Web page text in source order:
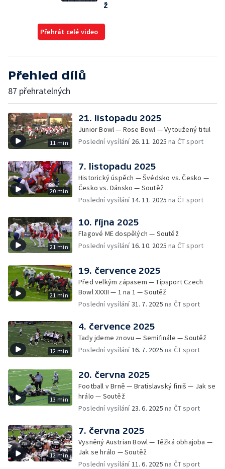
ž
Přehrát celé video
Přehled dílů
87 přehratelných
11 min
21. listopadu 2025
Junior Bowl — Rose Bowl — Vytoužený titul
Poslední vysílání 26. 11. 2025 na ČT sport
20 min
7. listopadu 2025
Historický úspěch — Švédsko vs. Česko —
Česko vs. Dánsko — Soutěž
Poslední vysílání14. 11. 2025 na ČT sport
21 min
10. října 2025
Flagové ME dospělých — Soutěž
Poslední vysílání16. 10. 2025 na ČT sport
21 min
19. července 2025
Před velkým zápasem — Tipsport Czech
Bowl XXXII — 1 na 1 — Soutěž
Poslední vysílání31. 7. 2025 na ČT sport
12 min
4. července 2025
Tady jdeme znovu — Semifinále — Soutěž
Poslední vysílání16. 7. 2025 na ČT sport
13 min
20. června 2025
Football v Brně — Bratislavský finiš — Jak se
hrálo — Soutěž
Poslední vysílání 23. 6. 2025 na ČT sport
12 min
7. června 2025
Vysněný Austrian Bowl — Těžká obhajoba —
Jak se hrálo — Soutěž
Poslední vysílání11. 6. 2025 na ČT sport